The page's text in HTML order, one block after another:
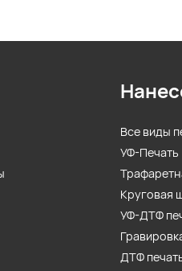
Все виды
УФ-Печать
Круговая
УФ-ДТФ
ДТФ